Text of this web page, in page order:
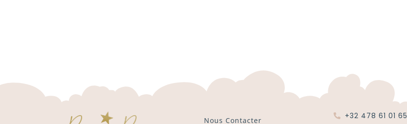
Nous Contacter +32 478 61 01 65